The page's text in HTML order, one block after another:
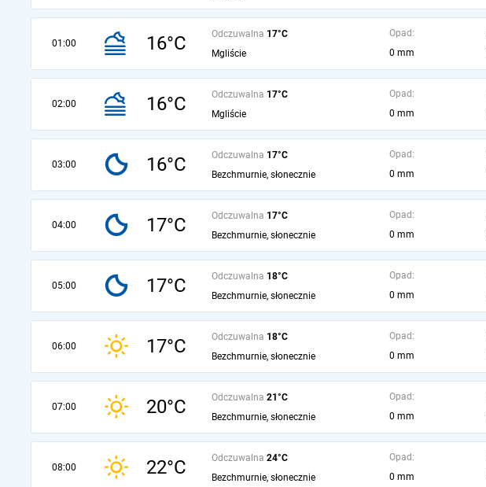
01:00 16°C Odczuwalna 17°C
Mgliście
Opad:
0 mm
02:00 16°C Odczuwalna 17°C
Mgliście
Opad:
0 mm
03:00 16°C Odczuwalna 17°C
Bezchmurnie, słonecznie
Opad:
0 mm
04:00 17°C Odczuwalna 17°C
Bezchmurnie, słonecznie
Opad:
0 mm
05:00 17°C Odczuwalna 18°C
Bezchmurnie, słonecznie
Opad:
0 mm
06:00 17°C Odczuwalna 18°C
Bezchmurnie, słonecznie
Opad:
0 mm
07:00 20°C Odczuwalna 21°C
Bezchmurnie, słonecznie
Opad:
0 mm
08:00 22°C Odczuwalna 24°C
Bezchmurnie, słonecznie
Opad:
0 mm